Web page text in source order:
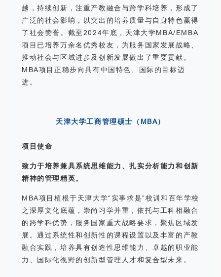
越，持续创新，注重产教融合与跨学科培养，形成了
广泛的社会影响，以突出的培养质量与自身特色赢得
了社会赞誉。截至2024年底，天津大学MBA/EMBA
项目已培养万余名优秀校友，为服务国家发展战略、
推动社会与区域进步及创新发展做出了重要贡献。
MBA项目正稳步向具有中国特色、国际的目标迈
进。
天津大学工商管理硕士（MBA）
项目使命
致力于培养兼具系统思维能力、扎实分析能力和创新
精神的管理精英。
MBA项目植根于天津大学“实事求是”校训和百年学校
之深厚文化底蕴，崇尚习学并重，依托与工科相融合
的跨学科优势，服务国家重大战略要求，聚焦区域发
展。通过系统性和创新性的课程设置以及丰富的产教
融合实践，培养具有创造性思维能力、卓越的职业能
力、国际化视野的创新型管理人才和复合型未来。